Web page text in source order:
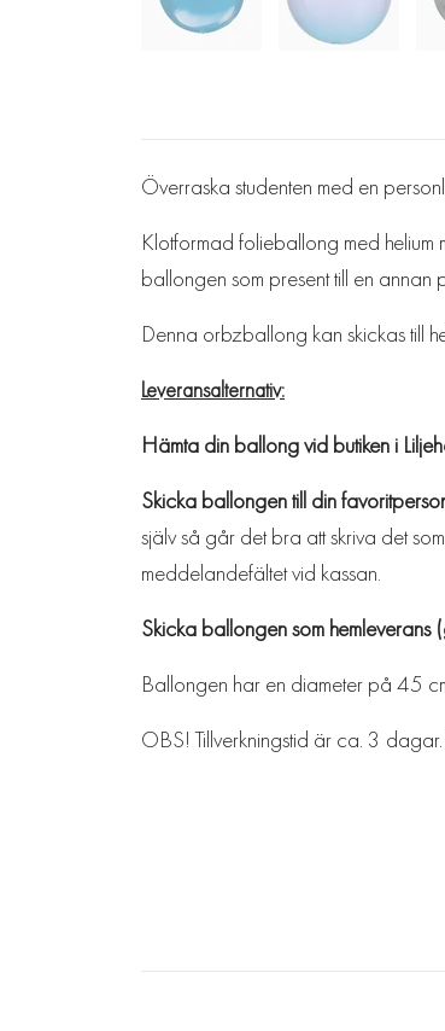
Överraska studenten med en
Klotformad folieballong med helium
ballongen som present till en annan
Denna orbzballong kan skickas till
Leveransalternativ:
Hämta din ballong vid butiken i
Skicka ballongen till din
själv så går det bra att skriva det
meddelandefältet vid kassan.
Skicka ballongen som hemleverans
Ballongen har en diameter på 45
OBS! Tillverkningstid är ca. 3